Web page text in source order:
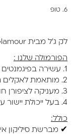
6. טופ
לק ג'ל מבית Glamour מונה מעל 200 גוונים מרהיבים.
הפורמולה שלנו :
1. עשירה בפיגמנטים איכותיים
2. מותאמת לאקלים הישראלי
3. מעניקה לציפורן חוזק, ברק ועמידות גבוהה
4. בעל ייכולת יישור עצמי
כולל:
✔ מברשת סיליקון